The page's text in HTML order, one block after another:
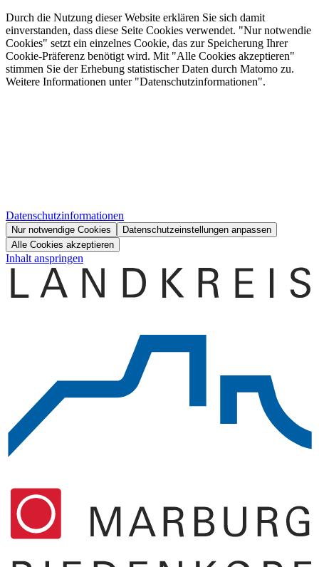
Durch die Nutzung dieser Website erklären Sie sich damit
einverstanden, dass diese Seite Cookies verwendet. "Nur notwendie
Cookies" setzt ein einzelnes Cookie, das zur Speicherung Ihrer
Cookie-Präferenz benötigt wird. Mit "Alle Cookies akzeptieren"
stimmen Sie der Erhebung statistischer Daten durch Matomo zu.
Weitere Informationen unter "Datenschutzinformationen".
Datenschutzinformationen
Nur notwendige Cookies
Datenschutzeinstellungen anpassen
Alle Cookies akzeptieren
Inhalt anspringen